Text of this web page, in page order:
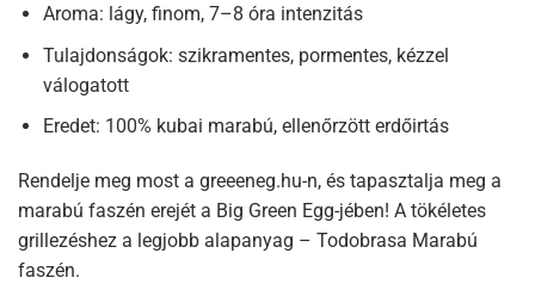
Aroma: lágy, finom, 7–8 óra intenzitás
Tulajdonságok: szikramentes, pormentes, kézzel
válogatott
Eredet: 100% kubai marabú, ellenőrzött erdőirtás
Rendelje meg most a greeeneg.hu-n, és tapasztalja meg a
marabú faszén erejét a Big Green Egg-jében! A tökéletes
grillezéshez a legjobb alapanyag – Todobrasa Marabú
faszén.